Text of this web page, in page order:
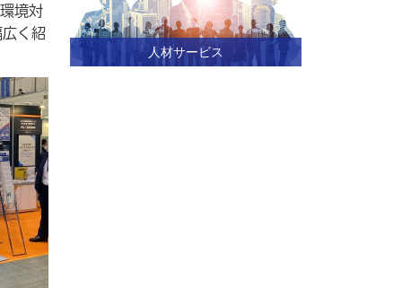
境対
く紹
人材サービス